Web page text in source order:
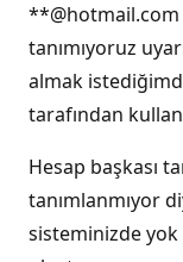
**@hotmail.com
tanımıyoruz
almak
tarafından
Hesap başkası
tanımlanmıyor
sisteminizde yok